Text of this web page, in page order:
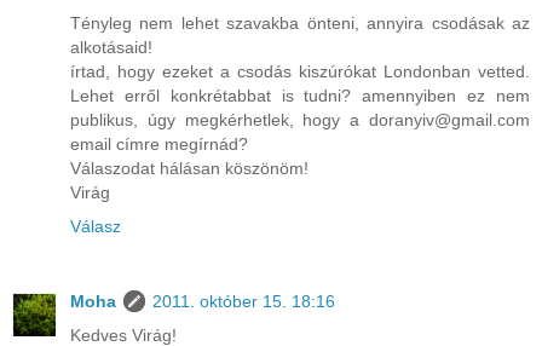
Tényleg nem lehet szavakba önteni, annyira csodásak az
alkotásaid!
írtad, hogy ezeket a csodás kiszúrókat Londonban vetted.
Lehet erről konkrétabbat is tudni? amennyiben ez nem
publikus, úgy megkérhetlek, hogy a doranyiv@gmail.com
email címre megírnád?
Válaszodat hálásan köszönöm!
Virág
Válasz
Moha
2011. október 15. 18:16
Kedves Virág!